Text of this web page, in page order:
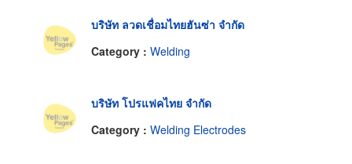
บริษัท ลวดเชื่อมไทยฮันซ่า จำกัด
Category : Welding
บริษัท โปรแฟคไทย จำกัด
Category : Welding Electrodes